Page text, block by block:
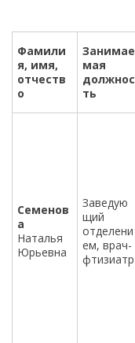
Фамили
я, имя,
отчеств
о
Занимае
мая
должнос
ть
Семенов
а
Наталья
Юрьевна
Заведую
щий
отделени
ем, врач-
фтизиатр